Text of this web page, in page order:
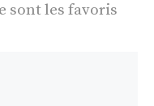
sont les favoris